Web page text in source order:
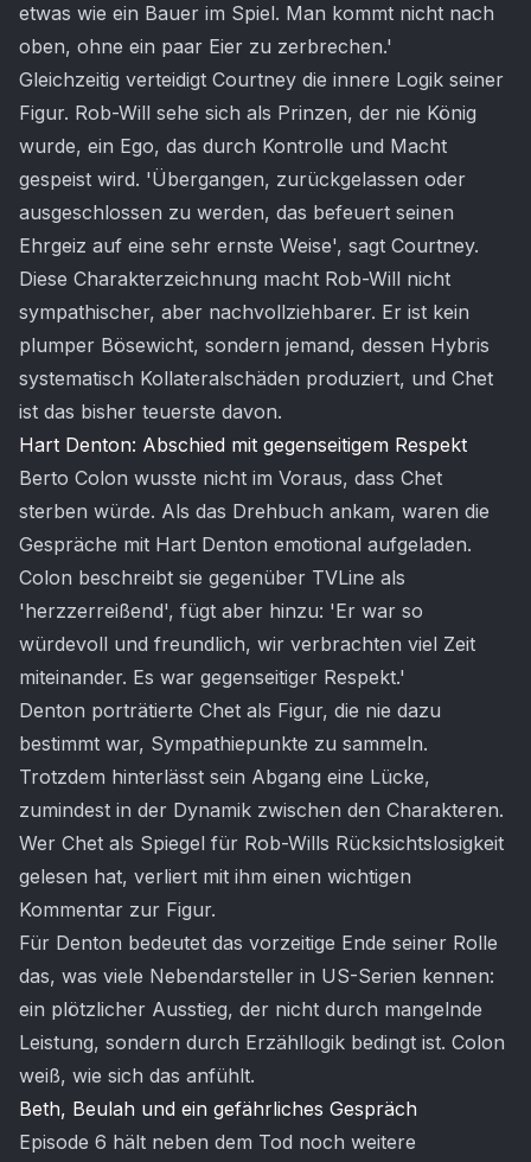
etwas wie ein Bauer im Spiel. Man kommt nicht nach
oben, ohne ein paar Eier zu zerbrechen.'
Gleichzeitig verteidigt Courtney die innere Logik seiner
Figur. Rob-Will sehe sich als Prinzen, der nie König
wurde, ein Ego, das durch Kontrolle und Macht
gespeist wird. 'Übergangen, zurückgelassen oder
ausgeschlossen zu werden, das befeuert seinen
Ehrgeiz auf eine sehr ernste Weise', sagt Courtney.
Diese Charakterzeichnung macht Rob-Will nicht
sympathischer, aber nachvollziehbarer. Er ist kein
plumper Bösewicht, sondern jemand, dessen Hybris
systematisch Kollateralschäden produziert, und Chet
ist das bisher teuerste davon.
Hart Denton: Abschied mit gegenseitigem Respekt
Berto Colon wusste nicht im Voraus, dass Chet
sterben würde. Als das Drehbuch ankam, waren die
Gespräche mit Hart Denton emotional aufgeladen.
Colon beschreibt sie gegenüber TVLine als
'herzzerreißend', fügt aber hinzu: 'Er war so
würdevoll und freundlich, wir verbrachten viel Zeit
miteinander. Es war gegenseitiger Respekt.'
Denton porträtierte Chet als Figur, die nie dazu
bestimmt war, Sympathiepunkte zu sammeln.
Trotzdem hinterlässt sein Abgang eine Lücke,
zumindest in der Dynamik zwischen den Charakteren.
Wer Chet als Spiegel für Rob-Wills Rücksichtslosigkeit
gelesen hat, verliert mit ihm einen wichtigen
Kommentar zur Figur.
Für Denton bedeutet das vorzeitige Ende seiner Rolle
das, was viele Nebendarsteller in US-Serien kennen:
ein plötzlicher Ausstieg, der nicht durch mangelnde
Leistung, sondern durch Erzähllogik bedingt ist. Colon
weiß, wie sich das anfühlt.
Beth, Beulah und ein gefährliches Gespräch
Episode 6 hält neben dem Tod noch weitere